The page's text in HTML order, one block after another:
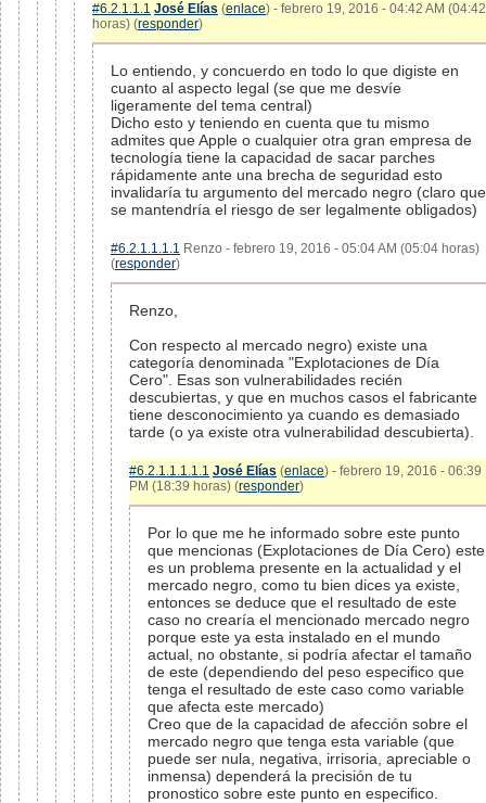
#6.2.1.1.1 José Elías (enlace) - febrero 19, 2016 - 04:42 AM (04:42
horas) (responder)
Lo entiendo, y concuerdo en todo lo que digiste en
cuanto al aspecto legal (se que me desvíe
ligeramente del tema central)
Dicho esto y teniendo en cuenta que tu mismo
admites que Apple o cualquier otra gran empresa de
tecnología tiene la capacidad de sacar parches
rápidamente ante una brecha de seguridad esto
invalidaría tu argumento del mercado negro (claro que
se mantendría el riesgo de ser legalmente obligados)
#6.2.1.1.1.1 Renzo - febrero 19, 2016 - 05:04 AM (05:04 horas)
(responder)
Renzo,
Con respecto al mercado negro) existe una
categoría denominada "Explotaciones de Día
Cero". Esas son vulnerabilidades recién
descubiertas, y que en muchos casos el fabricante
tiene desconocimiento ya cuando es demasiado
tarde (o ya existe otra vulnerabilidad descubierta).
#6.2.1.1.1.1.1 José Elías (enlace) - febrero 19, 2016 - 06:39
PM (18:39 horas) (responder)
Por lo que me he informado sobre este punto
que mencionas (Explotaciones de Día Cero) este
es un problema presente en la actualidad y el
mercado negro, como tu bien dices ya existe,
entonces se deduce que el resultado de este
caso no crearía el mencionado mercado negro
porque este ya esta instalado en el mundo
actual, no obstante, si podría afectar el tamaño
de este (dependiendo del peso especifico que
tenga el resultado de este caso como variable
que afecta este mercado)
Creo que de la capacidad de afección sobre el
mercado negro que tenga esta variable (que
puede ser nula, negativa, irrisoria, apreciable o
inmensa) dependerá la precisión de tu
pronostico sobre este punto en especifico.